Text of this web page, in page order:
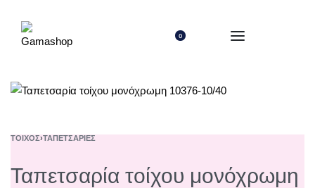
0
ΤΟΊΧΟΣ›ΤΑΠΕΤΣΑΡΊΕΣ
Ταπετσαρία τοίχου μονόχρωμη